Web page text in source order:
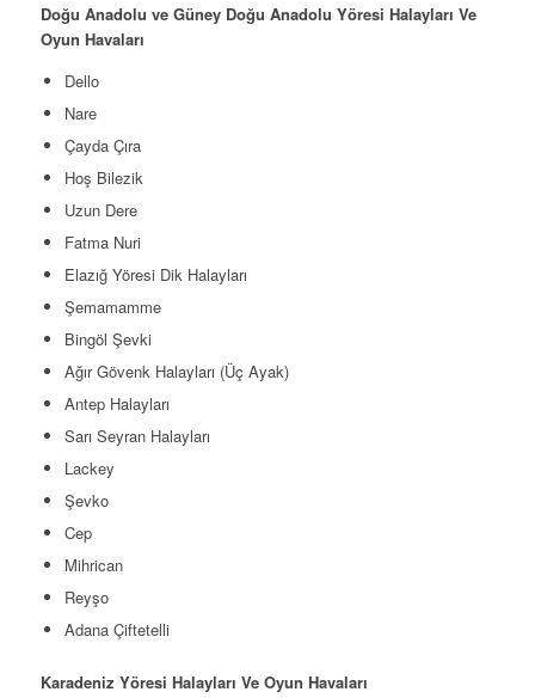
Doğu Anadolu ve Güney Doğu Anadolu Yöresi Halayları Ve
Oyun Havaları
Dello
Nare
Çayda Çıra
Hoş Bilezik
Uzun Dere
Fatma Nuri
Elazığ Yöresi Dik Halayları
Şemamamme
Bingöl Şevki
Ağır Gövenk Halayları (Üç Ayak)
Antep Halayları
Sarı Seyran Halayları
Lackey
Şevko
Cep
Mihrican
Reyşo
Adana Çiftetelli
Karadeniz Yöresi Halayları Ve Oyun Havaları